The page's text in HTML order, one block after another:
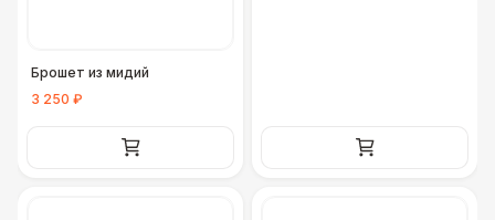
Брошет из мидий
3 250 ₽